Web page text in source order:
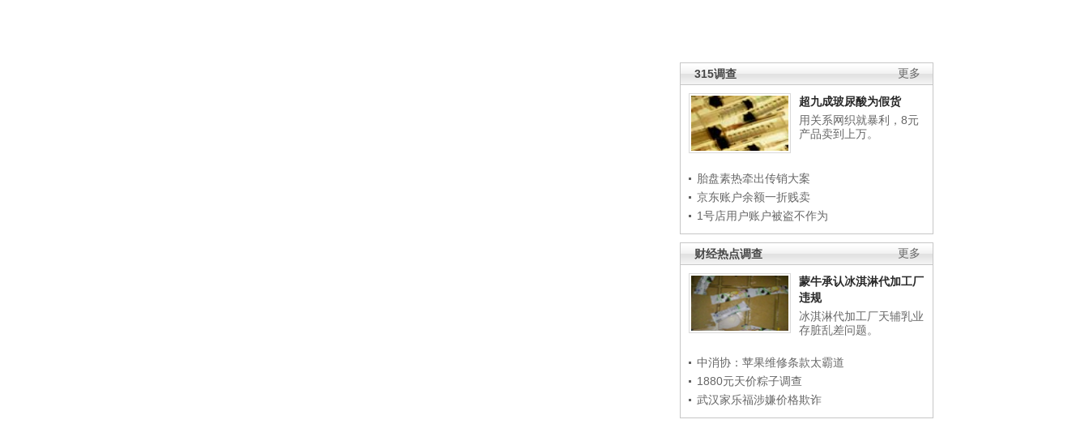
更多
315调查
超九成玻尿酸为假货
用关系网织就暴利，8元
产品卖到上万。
胎盘素热牵出传销大案
京东账户余额一折贱卖
1号店用户账户被盗不作为
更多
财经热点调查
蒙牛承认冰淇淋代加工厂
违规
冰淇淋代加工厂天辅乳业
存脏乱差问题。
中消协：苹果维修条款太霸道
1880元天价粽子调查
武汉家乐福涉嫌价格欺诈